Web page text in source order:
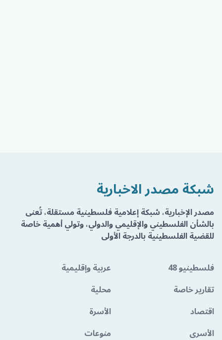
شبكة مصدر الاخبارية
مصدر الإخبارية، شبكة إعلامية فلسطينية مستقلة، تُعنى
بالشأن الفلسطيني والإقليمي والدولي، وتولي أهمية خاصة
للقضية الفلسطينية بالدرجة الأولى
فلسطينيو 48
عربية وإقليمية
تقارير خاصة
محلية
اقتصاد
الأسرة
الأسرى
منوعات